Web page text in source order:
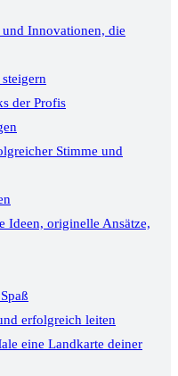
Innovationen, die
der Profis
Stimme und
Ideen, originelle Ansätze,
erfolgreich leiten
eine Landkarte deiner